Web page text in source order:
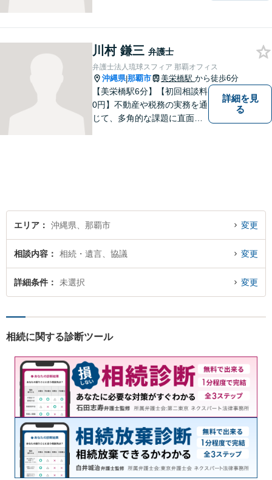
ですので、お気軽にご相談く
ださい。個々に応じた解決策
をご提案します。
川村 鎌三 弁護士
弁護士法人琉球スフィア 那覇オフィス
沖縄県|那覇市 美栄橋駅 から徒歩6分
【美栄橋駅6分】【初回相談料
0円】不動産や税務の実務を通
じて、多角的な課題に直面す
詳細を見
る
エリア 沖縄県、那覇市 変更
相談内容 相続・遺言、協議 変更
詳細条件 未選択 変更
相続に関する診断ツール